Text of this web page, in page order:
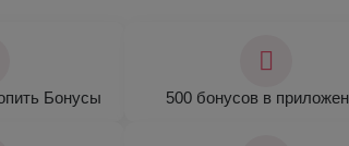
Бонусы 500 бонусов в